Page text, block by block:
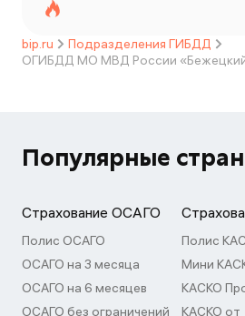
bip.ru
Подразделения ГИБДД
ОГИБДД МО МВД России
Популярные
Страхование ОСАГО
Полис ОСАГО
ОСАГО на 3 месяца
ОСАГО на 6 месяцев
ОСАГО без ограничений
Полис
Мини
КАСКО
КАСКО от